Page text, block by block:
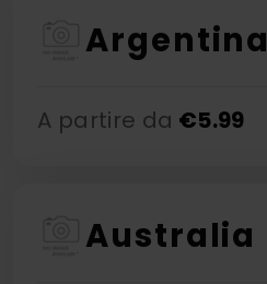
Argentina
A partire da €5.99
Australia